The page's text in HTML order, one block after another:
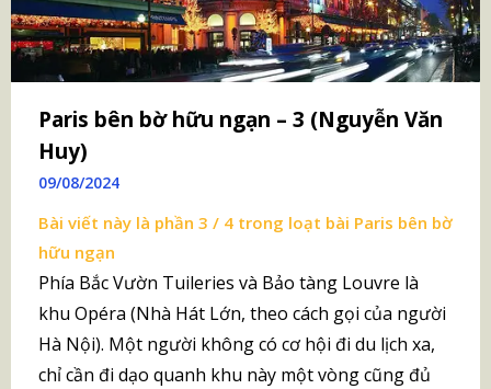
Paris bên bờ hữu ngạn – 3 (Nguyễn Văn
Huy)
09/08/2024
Bài viết này là phần 3 / 4 trong loạt bài Paris bên bờ
hữu ngạn
Phía Bắc Vườn Tuileries và Bảo tàng Louvre là
khu Opéra (Nhà Hát Lớn, theo cách gọi của người
Hà Nội). Một người không có cơ hội đi du lịch xa,
chỉ cần đi dạo quanh khu này một vòng cũng đủ